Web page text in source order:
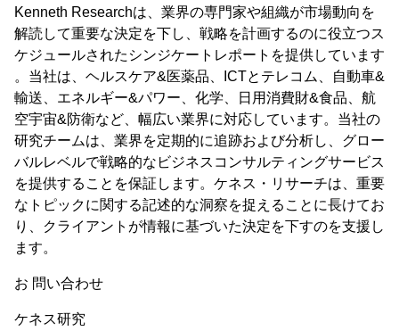
Kenneth Researchは、業界の専門家や組織が市場動向を
解読して重要な決定を下し、戦略を計画するのに役立つス
ケジュールされたシンジケートレポートを提供しています
。当社は、ヘルスケア&医薬品、ICTとテレコム、自動車&
輸送、エネルギー&パワー、化学、日用消費財&食品、航
空宇宙&防衛など、幅広い業界に対応しています。当社の
研究チームは、業界を定期的に追跡および分析し、グロー
バルレベルで戦略的なビジネスコンサルティングサービス
を提供することを保証します。ケネス・リサーチは、重要
なトピックに関する記述的な洞察を捉えることに長けてお
り、クライアントが情報に基づいた決定を下すのを支援し
ます。
お 問い合わせ
ケネス研究